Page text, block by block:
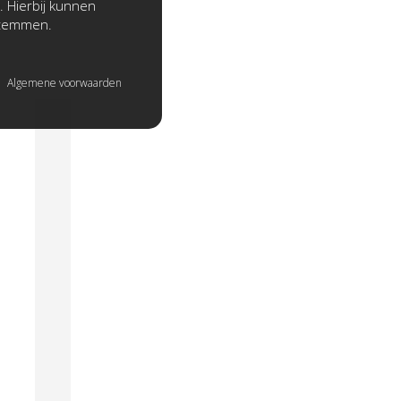
Hierbij kunnen
Algemene voorwaarden